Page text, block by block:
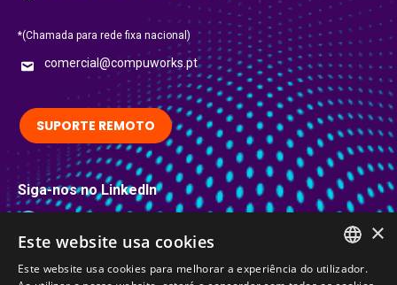
*(Chamada para rede fixa nacional)
comercial@compuworks.pt
SUPORTE REMOTO
Siga-nos no LinkedIn
LinkedIn
Certificações ×
Este website usa cookies
Este website usa cookies para melhorar a experiência do utilizador.